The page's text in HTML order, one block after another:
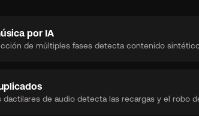
por IA
de múltiples fases detecta contenido
dactilares de audio detecta las recargas y el robo